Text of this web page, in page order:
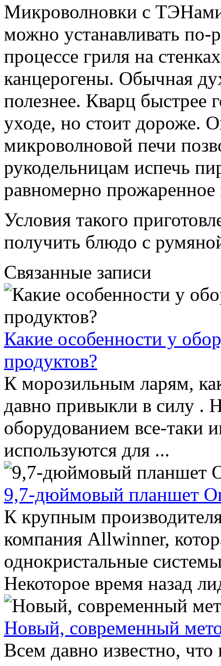
Микроволновки с
можно устанавливать по-
процессе гриля на
канцерогены. Обычная
полезнее. Кварц быстрее
уходе, но стоит дороже.
микроволновой печи
рукодельницам испечь
равномерно прожаренное
Условия такого
получить блюдо с
Связанные записи
Какие особенности у
продуктов?
К морозильным ларям,
давно привыкли в силу .
оборудованием все-таки
используются для ...
9,7-дюймовый планшет
К крупным
компания Allwinner,
однокристальные
Некоторое время назад
Новый, современный
Всем давно известно,